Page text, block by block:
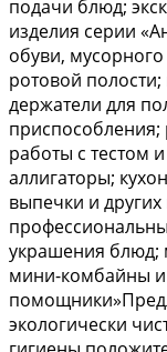
подачи блюд;
изделия серии
обуви, мусорного
ротовой
держатели для
работы с тестом
аллигаторы;
выпечки и
украшения блюд;
мини-комбайны и
экологически